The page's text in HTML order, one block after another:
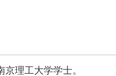
京理工大学学士。